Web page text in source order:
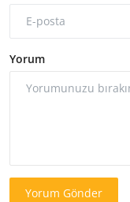
Yorum
Yorum Gönder